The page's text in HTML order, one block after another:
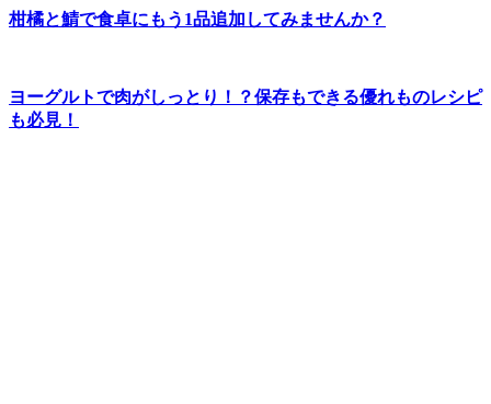
柑橘と鯖で食卓にもう1品追加してみませんか？
ヨーグルトで肉がしっとり！？保存もできる優れものレシピ
も必見！